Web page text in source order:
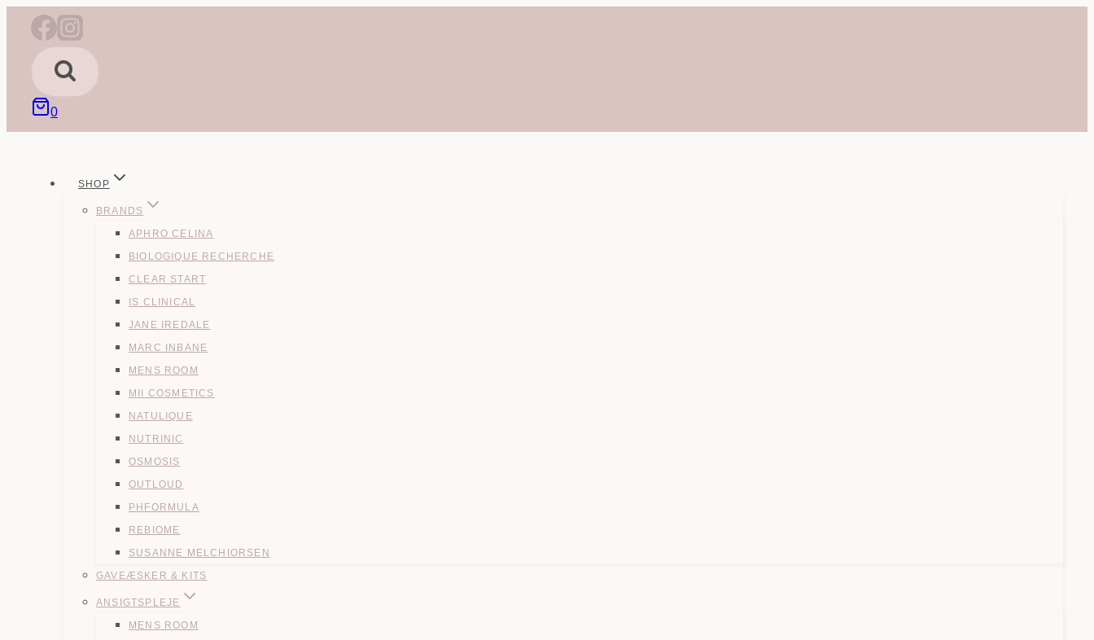
Fortsæt
0
SHOP
BRANDS
APHRO CELINA
BIOLOGIQUE RECHERCHE
CLEAR START
IS CLINICAL
JANE IREDALE
MARC INBANE
MENS ROOM
MII COSMETICS
NATULIQUE
NUTRINIC
OSMOSIS
OUTLOUD
PHFORMULA
REBIOME
SUSANNE MELCHIORSEN
GAVEÆSKER & KITS
ANSIGTSPLEJE
MENS ROOM